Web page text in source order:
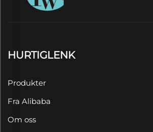
HURTIGLENK
Produkter
Fra Alibaba
Om oss